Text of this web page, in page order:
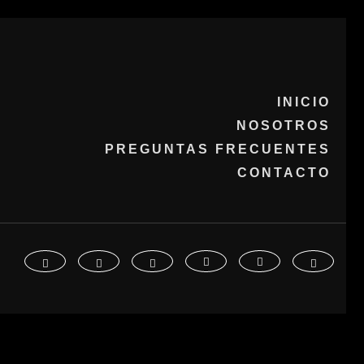
INICIO
NOSOTROS
PREGUNTAS FRECUENTES
CONTACTO